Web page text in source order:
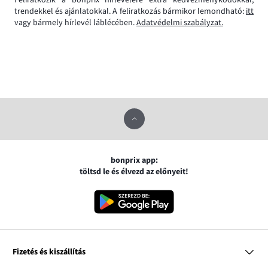
trendekkel és ajánlatokkal. A feliratkozás bármikor lemondható:itt
vagy bármely hírlevél láblécében.Adatvédelmi szabályzat.
bonprix app:
töltsd le és élvezd az előnyeit!
Fizetés és kiszállítás